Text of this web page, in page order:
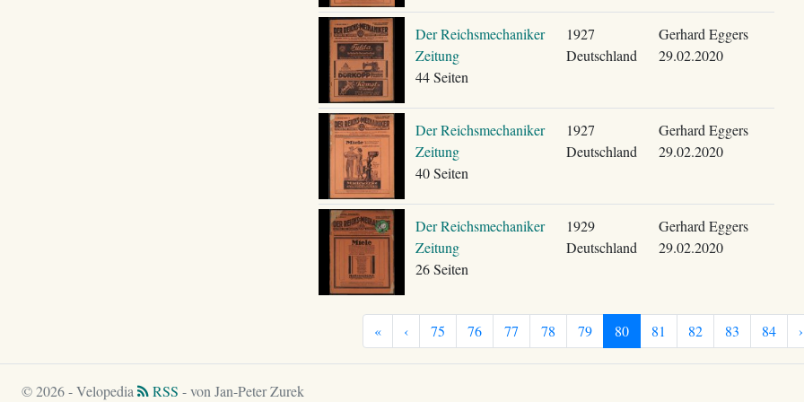
Der Reichsmechaniker
Zeitung
44 Seiten
1927
Deutschland
Gerhard Eggers
29.02.2020
Der Reichsmechaniker
Zeitung
40 Seiten
1927
Deutschland
Gerhard Eggers
29.02.2020
Der Reichsmechaniker
Zeitung
26 Seiten
1929
Deutschland
Gerhard Eggers
29.02.2020
« ‹ 75 76 77 78 79 80 81 82 83 84 ›
© 2026 - Velopedia RSS - von Jan-Peter Zurek